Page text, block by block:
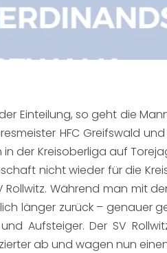
Einteilung, so geht die
HFC Greifswald
der Kreisoberliga auf
nicht wieder für die
Während man mit
länger zurück – genauer
Aufsteiger. Der SV
ab und wagen nun